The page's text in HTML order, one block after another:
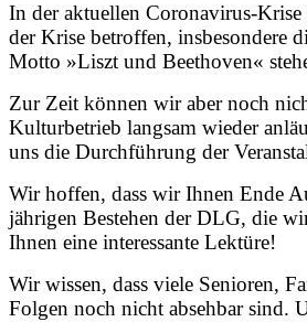
In der aktuellen Coronavirus-
der Krise betroffen, insbesondere
Motto »Liszt und Beethoven«
Zur Zeit können wir aber noch
Kulturbetrieb langsam wieder
uns die Durchführung der
Wir hoffen, dass wir Ihnen Ende
jährigen Bestehen der DLG, die
Ihnen eine interessante Lektüre!
Wir wissen, dass viele Senioren,
Folgen noch nicht absehbar sind.